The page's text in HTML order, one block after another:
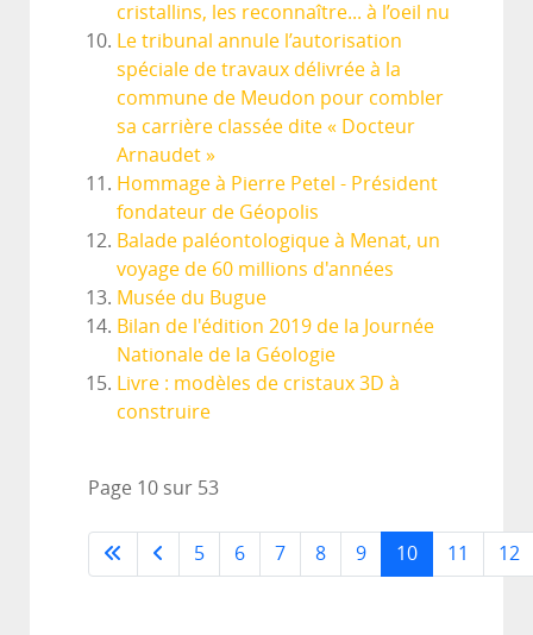
cristallins, les reconnaître... à l’oeil nu
Le tribunal annule l’autorisation
spéciale de travaux délivrée à la
commune de Meudon pour combler
sa carrière classée dite « Docteur
Arnaudet »
Hommage à Pierre Petel - Président
fondateur de Géopolis
Balade paléontologique à Menat, un
voyage de 60 millions d'années
Musée du Bugue
Bilan de l'édition 2019 de la Journée
Nationale de la Géologie
Livre : modèles de cristaux 3D à
construire
Page 10 sur 53
5 6 7 8 9 10 11 12